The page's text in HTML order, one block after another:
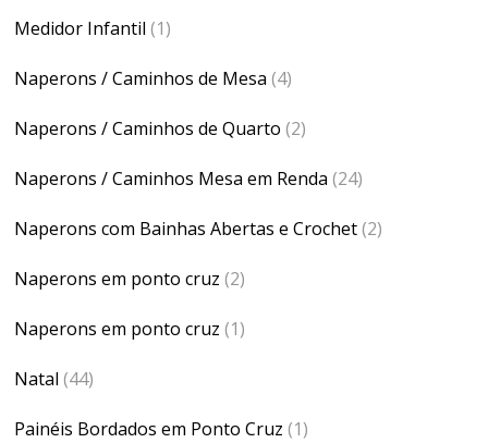
Medidor Infantil (1)
Naperons / Caminhos de Mesa (4)
Naperons / Caminhos de Quarto (2)
Naperons / Caminhos Mesa em Renda (24)
Naperons com Bainhas Abertas e Crochet(2)
Naperons em ponto cruz (2)
Naperons em ponto cruz (1)
Natal (44)
Painéis Bordados em Ponto Cruz (1)